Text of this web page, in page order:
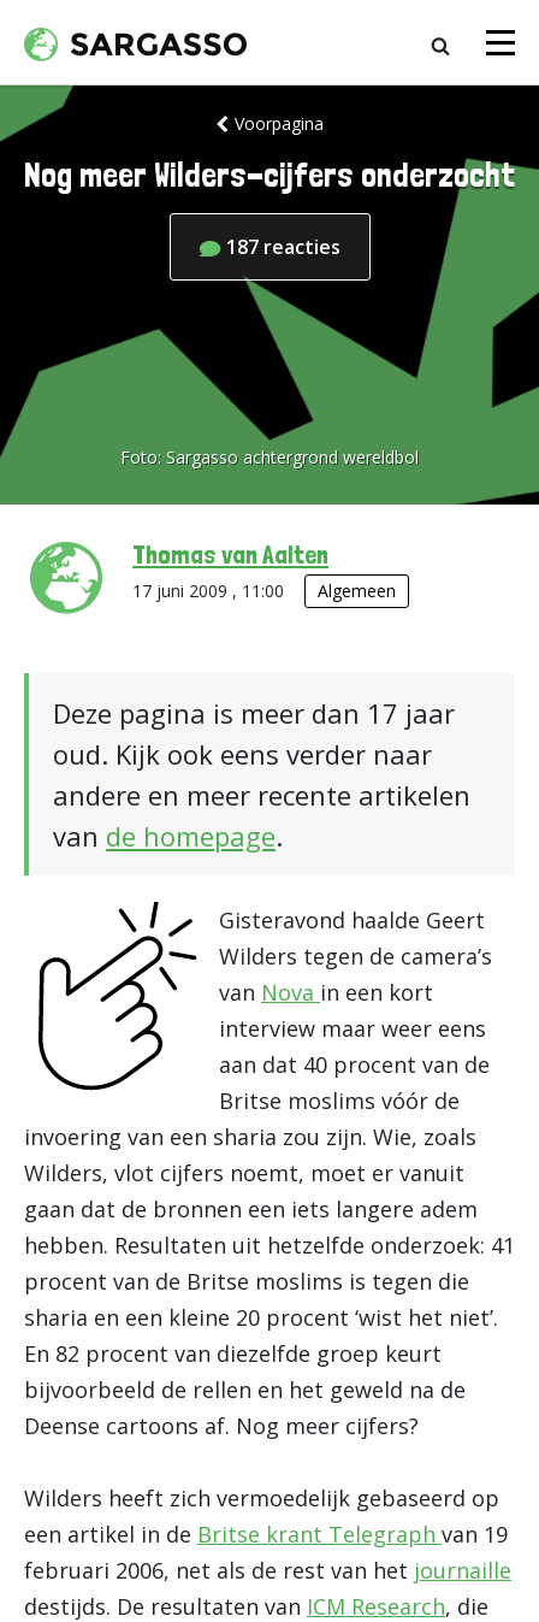
Voorpagina
Nog meer Wilders-cijfers onderzocht
187 reacties
Foto: Sargasso achtergrond wereldbol
Thomas van Aalten
17 juni 2009 , 11:00 Algemeen
Deze pagina is meer dan 17 jaar
oud. Kijk ook eens verder naar
andere en meer recente artikelen
van de homepage.
Gisteravond haalde Geert
Wilders tegen de camera’s
van Nova in een kort
interview maar weer eens
aan dat 40 procent van de
Britse moslims vóór de
invoering van een sharia zou zijn. Wie, zoals
Wilders, vlot cijfers noemt, moet er vanuit
gaan dat de bronnen een iets langere adem
hebben. Resultaten uit hetzelfde onderzoek: 41
procent van de Britse moslims is tegen die
sharia en een kleine 20 procent ‘wist het niet’.
En 82 procent van diezelfde groep keurt
bijvoorbeeld de rellen en het geweld na de
Deense cartoons af. Nog meer cijfers?
Wilders heeft zich vermoedelijk gebaseerd op
een artikel in de Britse krant Telegraph van 19
februari 2006, net als de rest van het journaille
destijds. De resultaten van ICM Research, die